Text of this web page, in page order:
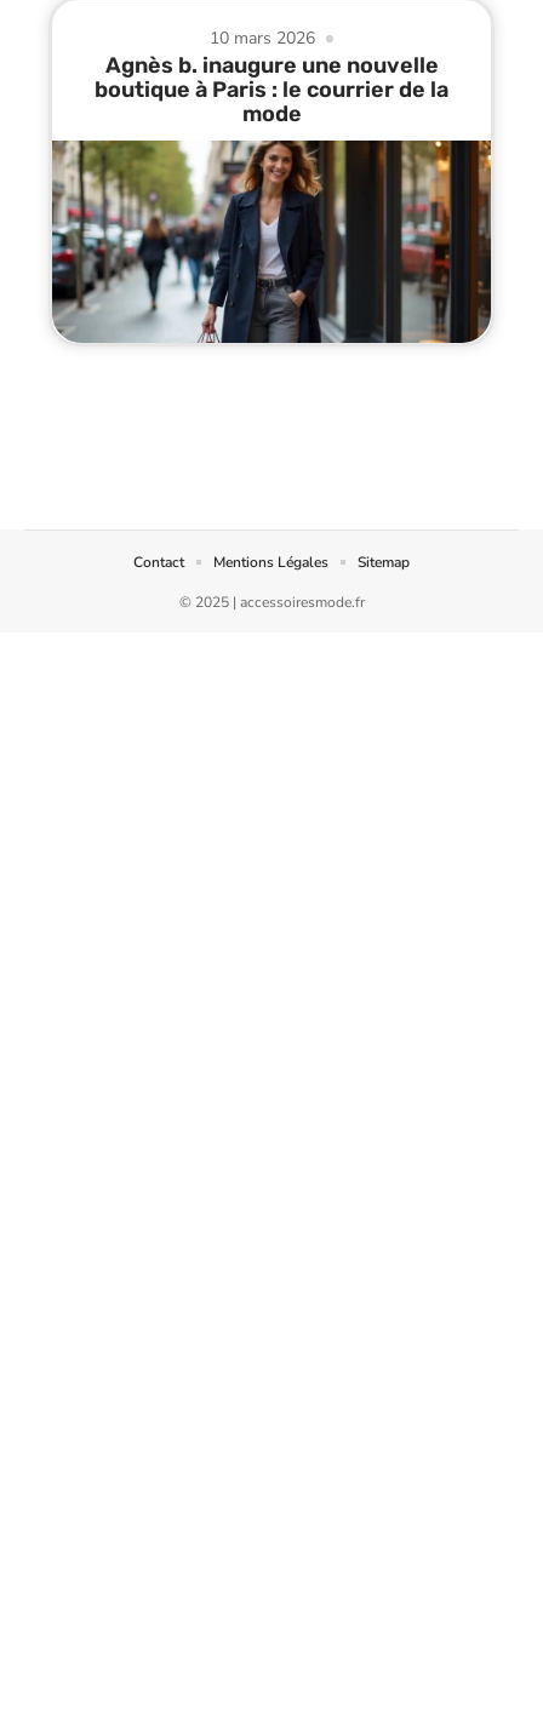
10 mars 2026
Agnès b. inaugure une nouvelle
boutique à Paris : le courrier de la
mode
© 2025 | accessoiresmode.fr
Contact Mentions Légales Sitemap